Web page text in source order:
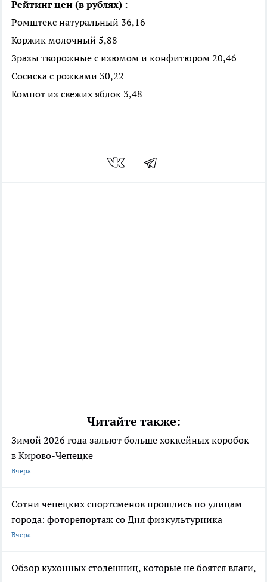
Рейтинг цен (в рублях) :
Ромштекс натуральный 36,16
Коржик молочный 5,88
Зразы творожные с изюмом и конфитюром 20,46
Сосиска с рожками 30,22
Компот из свежих яблок 3,48
Читайте также:
Зимой 2026 года зальют больше хоккейных коробок
в Кирово-Чепецке
Вчера
Сотни чепецких спортсменов прошлись по улицам
города: фоторепортаж со Дня физкультурника
Вчера
Обзор кухонных столешниц, которые не боятся влаги,